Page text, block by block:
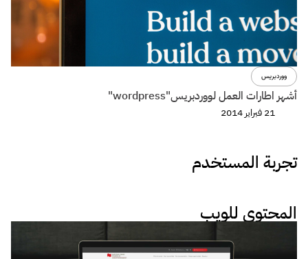
ووردبريس
أشهر اطارات العمل لووردبريس"wordpress"
21 فبراير 2014
تجربة المستخدم
المحتوى للويب